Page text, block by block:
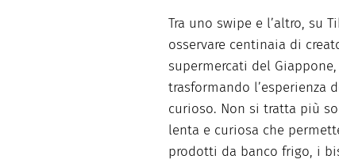
Tra uno swipe e l’altro, su
osservare centinaia di
supermercati del
trasformando l’esperienza
curioso. Non si tratta più
lenta e curiosa che
prodotti da banco frigo, i